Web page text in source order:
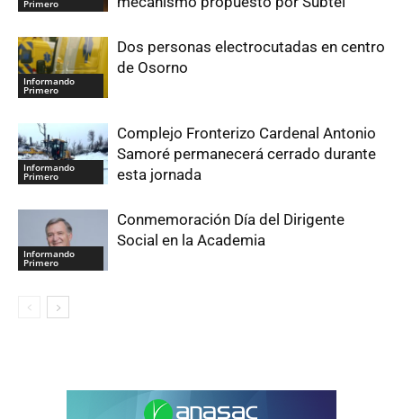
Primero
Informando
Primero
Dos personas electrocutadas en centro
de Osorno
Informando
Primero
Complejo Fronterizo Cardenal Antonio
Samoré permanecerá cerrado durante
esta jornada
Informando
Primero
Conmemoración Día del Dirigente
Social en la Academia